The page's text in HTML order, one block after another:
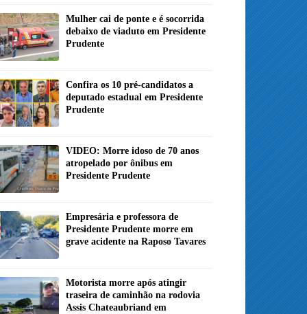
Mulher cai de ponte e é socorrida
debaixo de viaduto em Presidente
Prudente
Confira os 10 pré-candidatos a
deputado estadual em Presidente
Prudente
VIDEO: Morre idoso de 70 anos
atropelado por ônibus em
Presidente Prudente
Empresária e professora de
Presidente Prudente morre em
grave acidente na Raposo Tavares
Motorista morre após atingir
traseira de caminhão na rodovia
Assis Chateaubriand em